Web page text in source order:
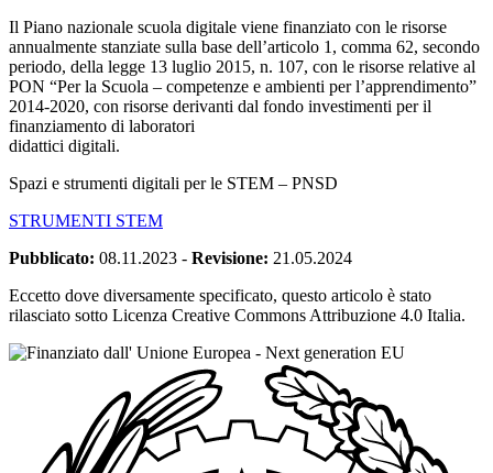
Il Piano nazionale scuola digitale viene finanziato con le risorse
annualmente stanziate sulla base dell’articolo 1, comma 62, secondo
periodo, della legge 13 luglio 2015, n. 107, con le risorse relative al
PON “Per la Scuola – competenze e ambienti per l’apprendimento”
2014-2020, con risorse derivanti dal fondo investimenti per il
finanziamento di laboratori
didattici digitali.
Spazi e strumenti digitali per le STEM – PNSD
STRUMENTI STEM
Pubblicato: 08.11.2023 - Revisione: 21.05.2024
Eccetto dove diversamente specificato, questo articolo è stato
rilasciato sotto Licenza Creative Commons Attribuzione 4.0 Italia.